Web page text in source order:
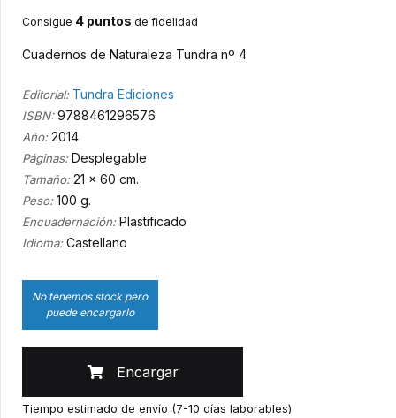
Consigue 4 puntos de fidelidad
Cuadernos de Naturaleza Tundra nº 4
Editorial: Tundra Ediciones
ISBN:9788461296576
Año:2014
Páginas:Desplegable
Tamaño:21 x 60 cm.
Peso:100 g.
Encuadernación:Plastificado
Idioma:Castellano
No tenemos stock pero
puede encargarlo
Encargar
Tiempo estimado de envío (7-10 días laborables)